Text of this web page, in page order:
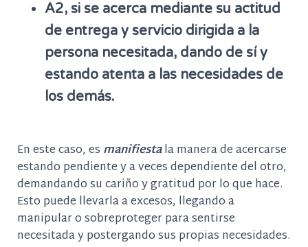
A2, si se acerca mediante su actitud
de entrega y servicio dirigida a la
persona necesitada, dando de sí y
estando atenta a las necesidades de
los demás.
En este caso, es manifiestala manera de acercarse
estando pendiente y a veces dependiente del otro,
demandando su cariño y gratitud por lo que hace.
Esto puede llevarla a excesos, llegando a
manipular o sobreproteger para sentirse
necesitada y postergando sus propias necesidades.